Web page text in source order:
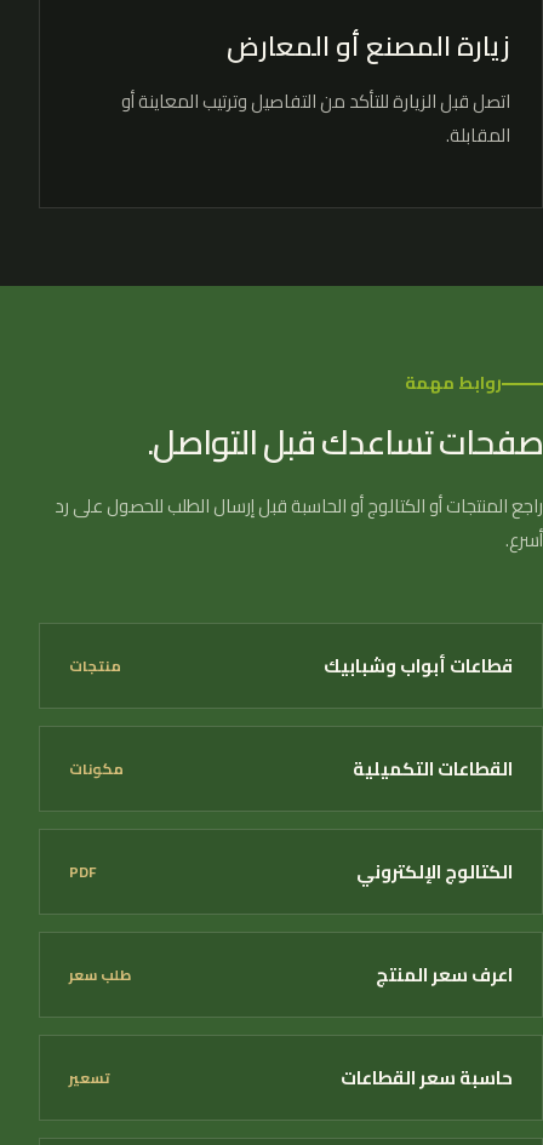
زيارة المصنع أو المعارض
اتصل قبل الزيارة للتأكد من التفاصيل وترتيب المعاينة أو
المقابلة.
روابط مهمة
صفحات تساعدك قبل التواصل.
راجع المنتجات أو الكتالوج أو الحاسبة قبل إرسال الطلب للحصول على رد
أسرع.
قطاعات أبواب وشبابيك منتجات
القطاعات التكميلية مكونات
الكتالوج الإلكتروني PDF
اعرف سعر المنتج طلب سعر
حاسبة سعر القطاعات تسعير